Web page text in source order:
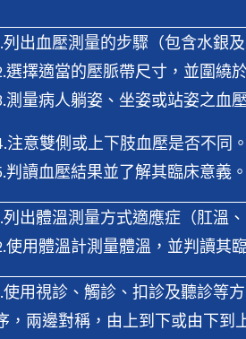
列出血壓測量的步驟（包含水銀
選擇適當的壓脈帶尺寸，並圍繞
測量病人躺姿、坐姿或站姿之血
注意雙側或上下肢血壓是否不同。
判讀血壓結果並了解其臨床意義。
列出體溫測量方式適應症（肛溫
使用體溫計測量體溫，並判讀其
使用視診、觸診、扣診及聽診等
，兩邊對稱，由上到下或由下到